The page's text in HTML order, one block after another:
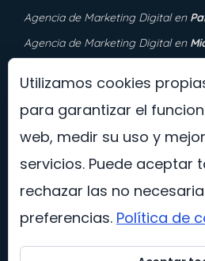
Agencia de Marketing Digital en
Agencia de Marketing Digital en
(EE.UU.)
Utilizamos cookies
para garantizar el
web, medir su uso y
servicios. Puede aceptar
rechazar las no
preferencias. Política de